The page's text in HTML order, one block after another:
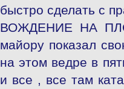
быстро сделать с
ВОЖДЕНИЕ НА
майору показал
на этом ведре в
и все , все там